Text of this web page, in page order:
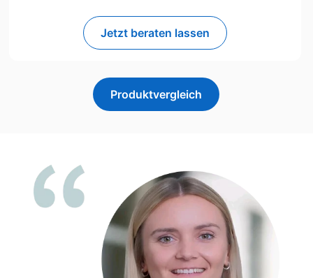
Jetzt beraten lassen
Produktvergleich